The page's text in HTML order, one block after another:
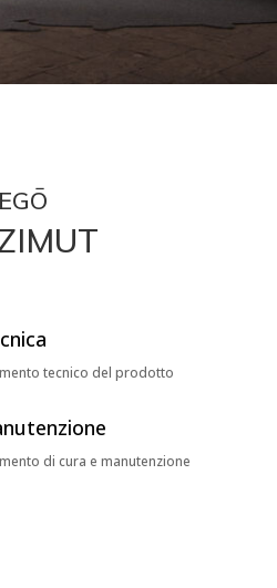
tecnico del prodotto
di cura e manutenzione